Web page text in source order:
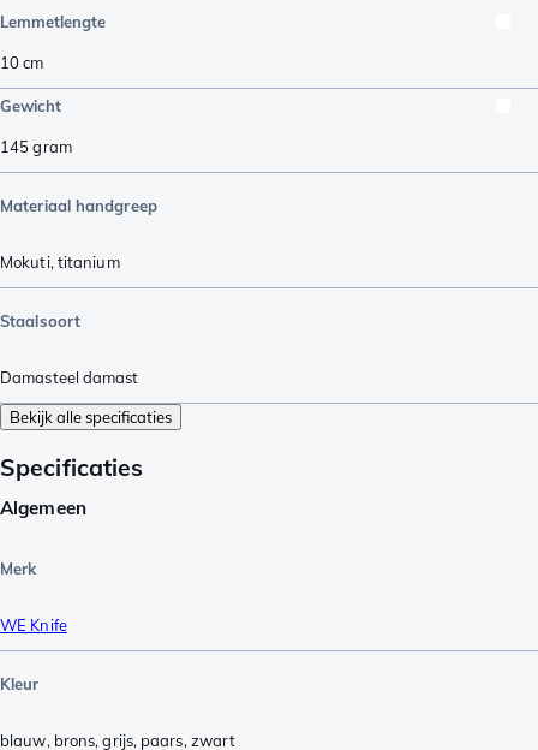
Lemmetlengte
10cm
Gewicht
145gram
Materiaal handgreep
Mokuti, titanium
Staalsoort
Damasteel damast
Bekijk alle specificaties
Specificaties
Algemeen
Merk
WE Knife
Kleur
blauw, brons,grijs, paars, zwart